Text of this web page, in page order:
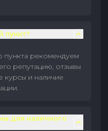
пункт?
рекомендуем
репутацию, отзывы
курсы и наличие
для наличного